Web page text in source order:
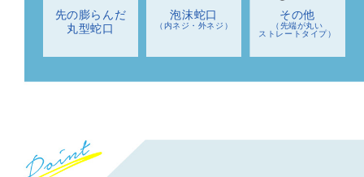
先の膨らんだ
丸型蛇口
泡沫蛇口
（内ネジ・外ネジ）
その他
（先端が丸い
ストレートタイプ）